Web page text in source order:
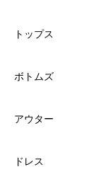
トップス
ボトムズ
アウター
ドレス